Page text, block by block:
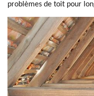
problèmes de toit pour